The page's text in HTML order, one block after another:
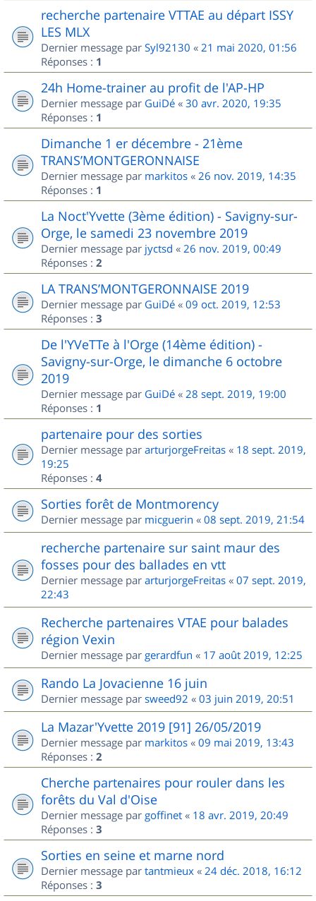
recherche partenaire VTTAE au départ ISSY
LES MLX
Dernier message par Syl92130 « 21 mai 2020, 01:56
Réponses : 1
24h Home-trainer au profit de l'AP-HP
Dernier message par GuiDé « 30 avr. 2020, 19:35
Réponses : 1
Dimanche 1 er décembre - 21ème
TRANS’MONTGERONNAISE
Dernier message par markitos « 26 nov. 2019, 14:35
Réponses : 1
La Noct'Yvette (3ème édition) - Savigny-sur-
Orge, le samedi 23 novembre 2019
Dernier message par jyctsd « 26 nov. 2019, 00:49
Réponses : 2
LA TRANS’MONTGERONNAISE 2019
Dernier message par GuiDé « 09 oct. 2019, 12:53
Réponses : 3
De l'YVeTTe à l'Orge (14ème édition) -
Savigny-sur-Orge, le dimanche 6 octobre
2019
Dernier message par GuiDé « 28 sept. 2019, 19:00
Réponses : 1
partenaire pour des sorties
Dernier message par arturjorgeFreitas « 18 sept. 2019,
19:25
Réponses : 4
Sorties forêt de Montmorency
Dernier message par micguerin « 08 sept. 2019, 21:54
recherche partenaire sur saint maur des
fosses pour des ballades en vtt
Dernier message par arturjorgeFreitas « 07 sept. 2019,
22:43
Recherche partenaires VTAE pour balades
région Vexin
Dernier message par gerardfun « 17 août 2019, 12:25
Rando La Jovacienne 16 juin
Dernier message par sweed92 « 03 juin 2019, 20:51
La Mazar'Yvette 2019 [91] 26/05/2019
Dernier message par markitos « 09 mai 2019, 13:43
Réponses : 2
Cherche partenaires pour rouler dans les
forêts du Val d'Oise
Dernier message par goffinet « 18 avr. 2019, 20:49
Réponses : 3
Sorties en seine et marne nord
Dernier message par tantmieux « 24 déc. 2018, 16:12
Réponses : 3